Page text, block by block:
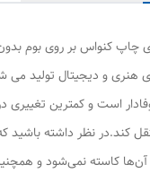
چاپ کنواس بر روی بوم
هنری و دیجیتال تولید می
است و کمترین
کند.در نظر داشته
کاسته نمی‌شود و همچنین